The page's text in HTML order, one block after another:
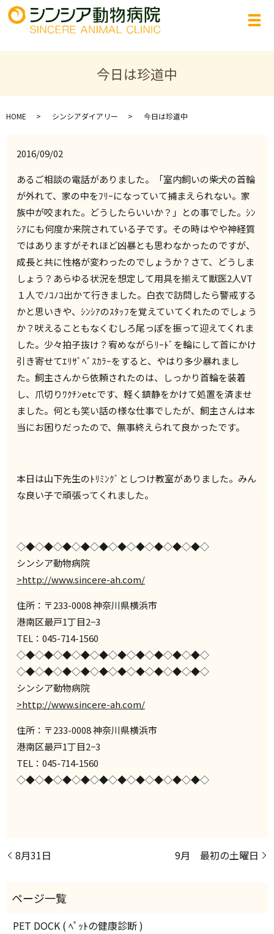
今日は珍道中
HOME シンシアダイアリー 今日は珍道中
2016/09/02
あるご相談の電話がありました。「室内飼いの柴犬の首輪
が外れて、家の中をﾌﾘｰになっていて捕まえられない。家
族中が咬まれた。どうしたらいいか？」との事でした。ｼﾝ
ｼｱにも何度か来院されている子です。その時はやや神経質
ではありますがそれほど凶暴とも思わなかったのですが、
成長と共に性格が変わったのでしょうか？さて、どうしま
しょう？あらゆる状況を想定して用具を揃えて獣医2人VT
１人でﾉｺﾉｺ出かて行きました。白衣で訪問したら警戒する
かと思いきや、ｼﾝｼｱのｽﾀｯﾌを覚えていてくれたのでしょう
か？吠えることもなくむしろ尾っぽを振って迎えてくれま
した。少々拍子抜け？宥めながらﾘｰﾄﾞを輪にして首にかけ
引き寄せてｴﾘｻﾞﾍﾞｽｶﾗｰをすると、やはり多少暴れまし
た。飼主さんから依頼されたのは、しっかり首輪を装着
し、爪切りﾜｸﾁﾝetcです、軽く鎮静をかけて処置を済ませ
ました。何とも笑い話の様な仕事でしたが、飼主さんは本
当にお困りだったので、無事終えられて良かったです。
本日は山下先生のﾄﾘﾐﾝｸﾞとしつけ教室がありました。みん
な良い子で頑張ってくれました。
◇◆◇◆◇◆◇◆◇◆◇◆◇◆◇◆◇◆◇◆◇
シンシア動物病院
>http://www.sincere-ah.com/
住所：〒233-0008 神奈川県横浜市
港南区最戸1丁目2−3
TEL：045-714-1560
◇◆◇◆◇◆◇◆◇◆◇◆◇◆◇◆◇◆◇◆◇
◇◆◇◆◇◆◇◆◇◆◇◆◇◆◇◆◇◆◇◆◇
シンシア動物病院
>http://www.sincere-ah.com/
住所：〒233-0008 神奈川県横浜市
港南区最戸1丁目2−3
TEL：045-714-1560
◇◆◇◆◇◆◇◆◇◆◇◆◇◆◇◆◇◆◇◆◇
8月31日 9月 最初の土曜日
PET DOCK ( ﾍﾟｯﾄの健康診断 )